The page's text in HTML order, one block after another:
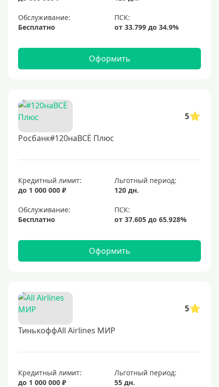
Обслуживание:
Бесплатно
Оформить
5
Росбанк#120наВСЁ Плюс
Кредитный лимит:
до 1 000 000 ₽
Льготный период:
120 дн.
Обслуживание:
Бесплатно
Оформить
5
ТинькоффAll Airlines МИР
Кредитный лимит:
до 1 000 000 ₽
Льготный период:
55 дн.